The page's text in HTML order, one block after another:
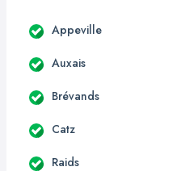
Appeville
Auxais
Brévands
Catz
Raids